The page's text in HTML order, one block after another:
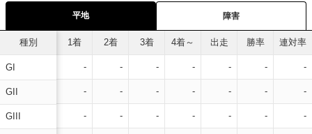
平地 障害
種別
GI
GII
GIII
1着 2着 3着 4着～ 出走 勝率 連対率
- - - - - - -
- - - - - - -
- - - - - - -